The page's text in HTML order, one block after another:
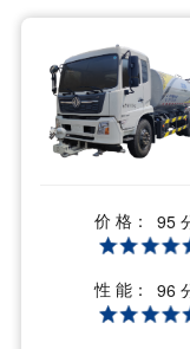
价 格： 95
性 能： 96